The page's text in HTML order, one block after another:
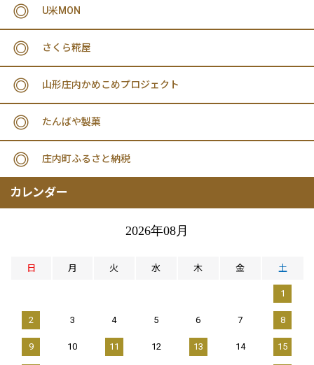
U米MON
さくら糀屋
山形庄内かめこめプロジェクト
たんばや製菓
庄内町ふるさと納税
カレンダー
2026年08月
日 月 火 水 木 金 土
1
2 3 4 5 6 7 8
9 10 11 12 13 14 15